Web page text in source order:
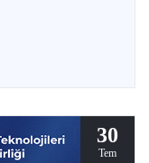
30
Tem